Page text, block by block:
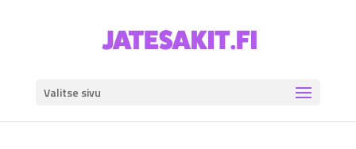
Valitse sivu